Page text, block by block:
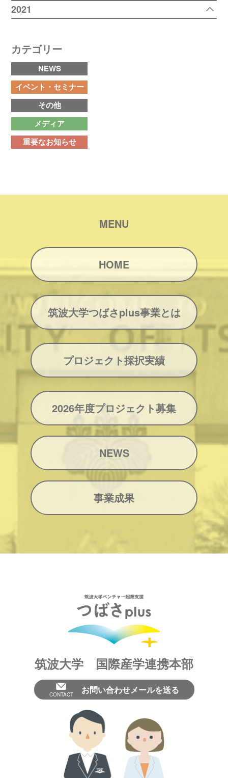
2021
カテゴリー
NEWS
イベント・セミナー
その他
メディア
重要なお知らせ
MENU
HOME
筑波大学つばさplus事業とは
プロジェクト採択実績
2026年度プロジェクト募集
NEWS
事業成果
筑波大学 国際産学連携本部
CONTACT お問い合わせメールを送る